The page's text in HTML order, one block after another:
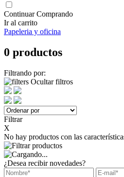
Continuar Comprando
Ir al carrito
Papeleria y oficina
0 productos
Filtrando por:
Ocultar filtros
Filtrar
X
No hay productos con las
¿Desea recibir novedades?